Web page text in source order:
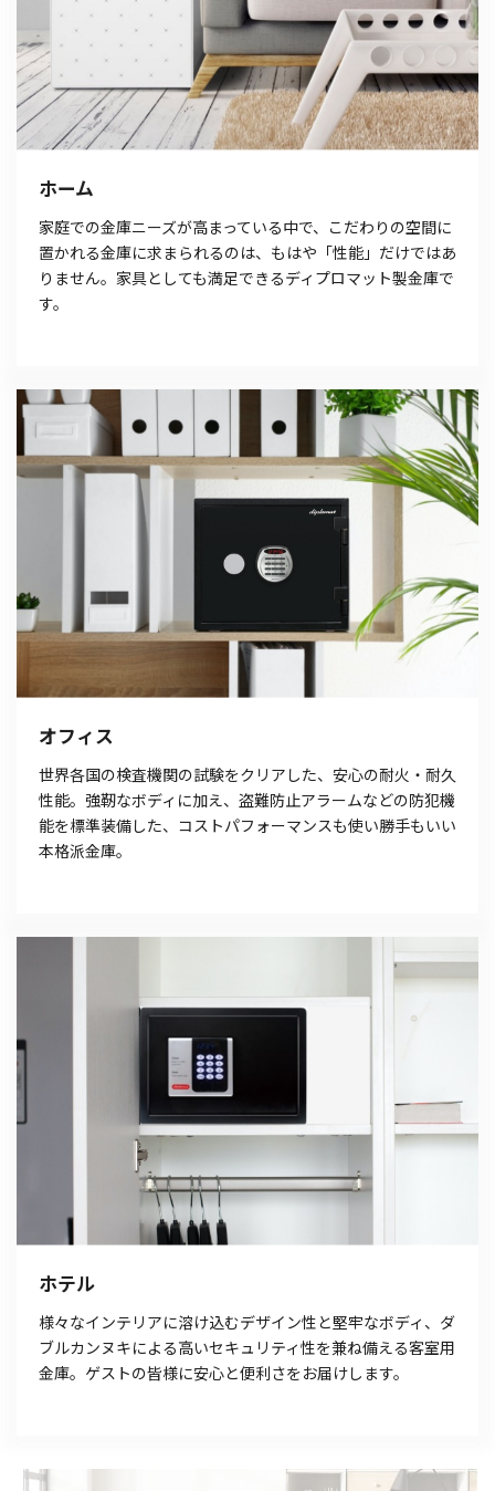
ホーム
家庭での金庫ニーズが高まっている中で、こだわりの空間に
置かれる金庫に求まられるのは、もはや「性能」だけではあ
りません。家具としても満足できるディプロマット製金庫で
す。
オフィス
世界各国の検査機関の試験をクリアした、安心の耐火・耐久
性能。強靭なボディに加え、盗難防止アラームなどの防犯機
能を標準装備した、コストパフォーマンスも使い勝手もいい
本格派金庫。
ホテル
様々なインテリアに溶け込むデザイン性と堅牢なボディ、ダ
ブルカンヌキによる高いセキュリティ性を兼ね備える客室用
金庫。ゲストの皆様に安心と便利さをお届けします。